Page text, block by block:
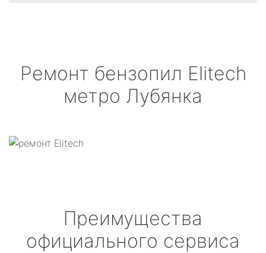
Ремонт бензопил Elitech
метро Лубянка
Преимущества
официального сервиса